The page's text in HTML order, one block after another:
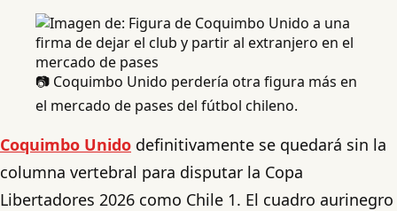
📷 Coquimbo Unido perdería otra figura más en
el mercado de pases del fútbol chileno.
Coquimbo Unido definitivamente se quedará sin la
columna vertebral para disputar la Copa
Libertadores 2026 como Chile 1. El cuadro aurinegro